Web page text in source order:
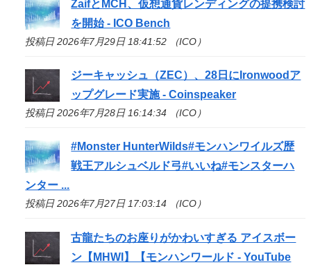
ZaifとMCH、仮想通貨レンディングの提携検討
を開始 - ICO Bench
投稿日 2026年7月29日 18:41:52 （ICO）
ジーキャッシュ（ZEC）、28日にIronwoodア
ップグレード実施 - Coinspeaker
投稿日 2026年7月28日 16:14:34 （ICO）
#Monster HunterWilds#モンハンワイルズ歴
戦王アルシュベルド弓#いいね#モンスターハ
ンター ...
投稿日 2026年7月27日 17:03:14 （ICO）
古龍たちのお座りがかわいすぎる アイスボー
ン【MHWI】【モンハンワールド - YouTube